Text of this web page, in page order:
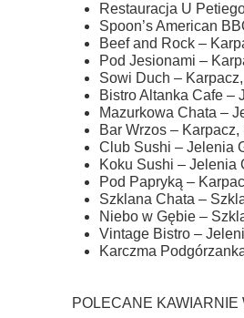
Restauracja U
Spoon’s American
Beef and Rock –
Pod Jesionami –
Sowi Duch –
Bistro Altanka Cafe –
Mazurkowa Chata –
Bar Wrzos –
Club Sushi – Jelenia
Koku Sushi – Jelenia
Pod Papryką –
Szklana Chata –
Niebo w Gębie –
Vintage Bistro –
Karczma
POLECANE KAWIARNIE